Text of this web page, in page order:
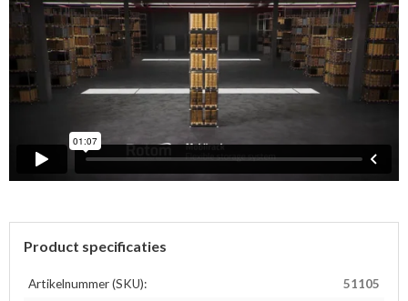
Product specificaties
Artikelnummer (SKU):
51105